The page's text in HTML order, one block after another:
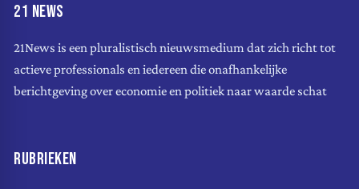
21 NEWS
21News is een pluralistisch nieuwsmedium dat zich richt tot
actieve professionals en iedereen die onafhankelijke
berichtgeving over economie en politiek naar waarde schat
RUBRIEKEN